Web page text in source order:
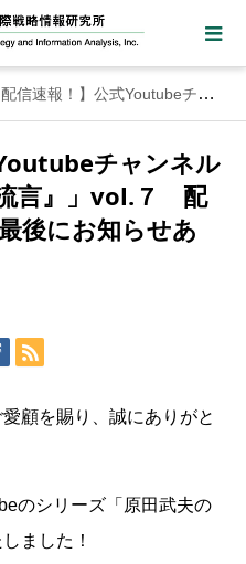
速報！】公式Youtubeチャンネル「原田武夫の『一打流言』」vol.７ 配信しました！動画の最後にお知らせあり！
チャンネル
流言』」vol.７ 配
後にお知らせあ
顧を賜り、誠にありがと
のシリーズ「原田武夫の
ました！